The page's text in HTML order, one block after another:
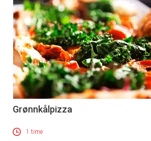
Grønnkålpizza
1 time